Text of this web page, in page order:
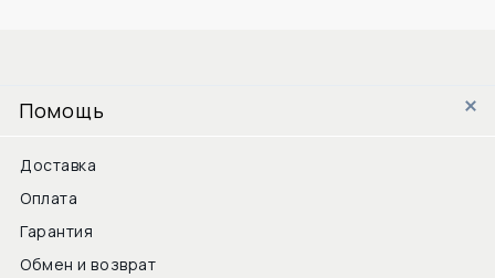
Помощь
Доставка
Оплата
Гарантия
Обмен и возврат